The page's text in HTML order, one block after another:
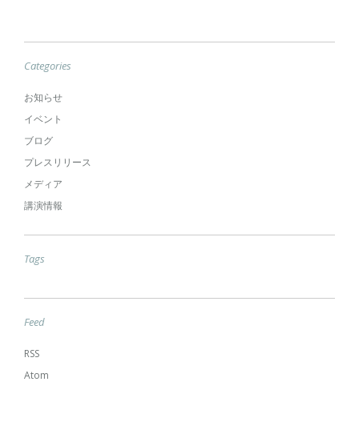
Categories
お知らせ
イベント
ブログ
プレスリリース
メディア
講演情報
Tags
Feed
RSS
Atom